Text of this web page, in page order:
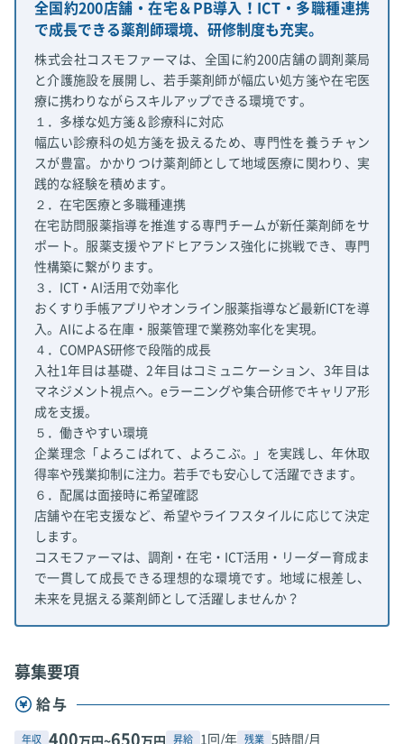
全国約200店舗・在宅＆PB導入！ICT・多職種連携
で成長できる薬剤師環境、研修制度も充実。
株式会社コスモファーマは、全国に約200店舗の調剤薬局
と介護施設を展開し、若手薬剤師が幅広い処方箋や在宅医
療に携わりながらスキルアップできる環境です。
１．多様な処方箋＆診療科に対応
幅広い診療科の処方箋を扱えるため、専門性を養うチャン
スが豊富。かかりつけ薬剤師として地域医療に関わり、実
践的な経験を積めます。
２．在宅医療と多職種連携
在宅訪問服薬指導を推進する専門チームが新任薬剤師をサ
ポート。服薬支援やアドヒアランス強化に挑戦でき、専門
性構築に繋がります。
３．ICT・AI活用で効率化
おくすり手帳アプリやオンライン服薬指導など最新ICTを導
入。AIによる在庫・服薬管理で業務効率化を実現。
４．COMPAS研修で段階的成長
入社1年目は基礎、2年目はコミュニケーション、3年目は
マネジメント視点へ。eラーニングや集合研修でキャリア形
成を支援。
５．働きやすい環境
企業理念「よろこばれて、よろこぶ。」を実践し、年休取
得率や残業抑制に注力。若手でも安心して活躍できます。
６．配属は面接時に希望確認
店舗や在宅支援など、希望やライフスタイルに応じて決定
します。
コスモファーマは、調剤・在宅・ICT活用・リーダー育成ま
で一貫して成長できる理想的な環境です。地域に根差し、
未来を見据える薬剤師として活躍しませんか？
募集要項
給与
年収 400万円~650万円 昇給 1回/年 残業 5時間/月